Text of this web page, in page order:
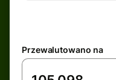
Przewalutowano na